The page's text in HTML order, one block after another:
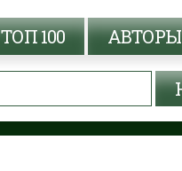
ТОП 100 АВТОРЫ